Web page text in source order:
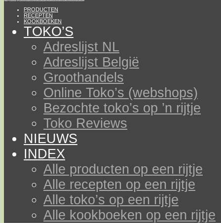
PRODUCTEN
RECEPTEN
KOOKBOEKEN
TOKO’S
Adreslijst NL
Adreslijst België
Groothandels
Online Toko’s (webshops)
Bezochte toko’s op ’n rijtje
Toko Reviews
NIEUWS
INDEX
Alle producten op een rijtje
Alle recepten op een rijtje
Alle toko’s op een rijtje
Alle kookboeken op een rijtje